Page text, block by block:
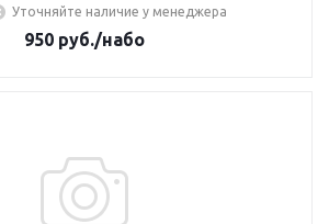
Уточняйте наличие у менеджера
950руб./набо